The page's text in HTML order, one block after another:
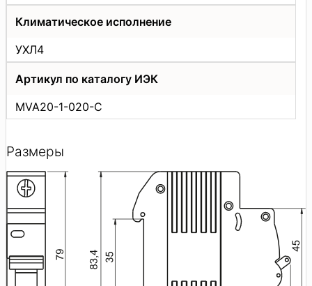
Климатическое исполнение
УХЛ4
Артикул по каталогу ИЭК
MVA20-1-020-C
Размеры